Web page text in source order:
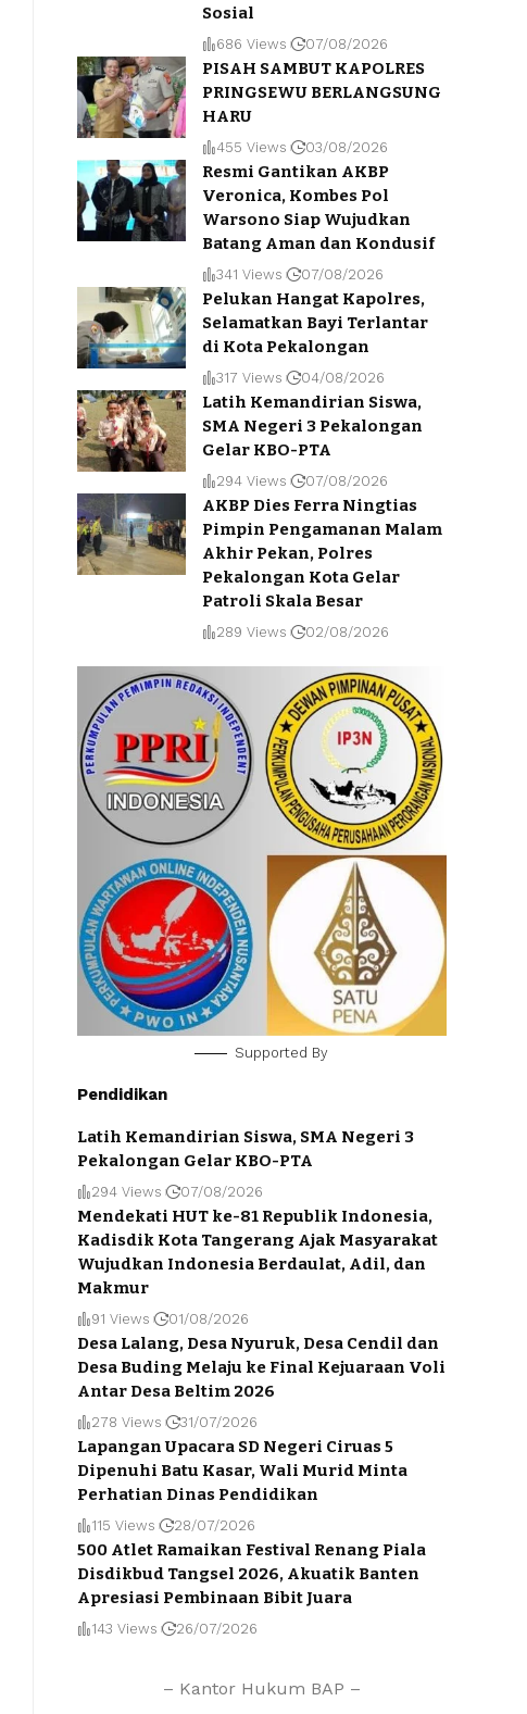
Sosial
686 Views 07/08/2026
PISAH SAMBUT KAPOLRES
PRINGSEWU BERLANGSUNG
HARU
455 Views 03/08/2026
Resmi Gantikan AKBP
Veronica, Kombes Pol
Warsono Siap Wujudkan
Batang Aman dan Kondusif
341 Views 07/08/2026
Pelukan Hangat Kapolres,
Selamatkan Bayi Terlantar
di Kota Pekalongan
317 Views 04/08/2026
Latih Kemandirian Siswa,
SMA Negeri 3 Pekalongan
Gelar KBO-PTA
294 Views 07/08/2026
AKBP Dies Ferra Ningtias
Pimpin Pengamanan Malam
Akhir Pekan, Polres
Pekalongan Kota Gelar
Patroli Skala Besar
289 Views 02/08/2026
Supported By
Pendidikan
Latih Kemandirian Siswa, SMA Negeri 3
Pekalongan Gelar KBO-PTA
294 Views 07/08/2026
Mendekati HUT ke-81 Republik Indonesia,
Kadisdik Kota Tangerang Ajak Masyarakat
Wujudkan Indonesia Berdaulat, Adil, dan
Makmur
91 Views 01/08/2026
Desa Lalang, Desa Nyuruk, Desa Cendil dan
Desa Buding Melaju ke Final Kejuaraan Voli
Antar Desa Beltim 2026
278 Views 31/07/2026
Lapangan Upacara SD Negeri Ciruas 5
Dipenuhi Batu Kasar, Wali Murid Minta
Perhatian Dinas Pendidikan
115 Views 28/07/2026
500 Atlet Ramaikan Festival Renang Piala
Disdikbud Tangsel 2026, Akuatik Banten
Apresiasi Pembinaan Bibit Juara
143 Views 26/07/2026
– Kantor Hukum BAP –